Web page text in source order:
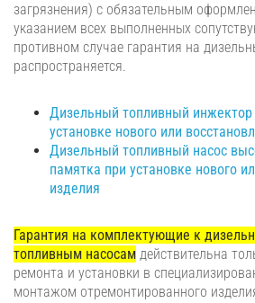
загрязнения) с обязательным
указанием всех выполненных
противном случае гарантия на
распространяется.
Дизельный топливный инжектор
установке нового или
Дизельный топливный насос
памятка при установке нового
изделия
Гарантия на комплектующие к
топливным насосам действительна
ремонта и установки в
монтажом отремонтированного